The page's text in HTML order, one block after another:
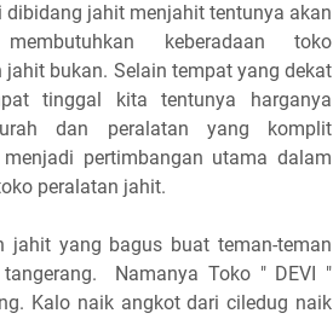
dibidang jahit menjahit tentunya akan
keberadaan toko
jahit bukan. Selain tempat yang dekat
tinggal kita tentunya harganya
dan peralatan yang komplit
pertimbangan utama dalam
peralatan jahit.
jahit yang bagus buat teman-teman
Namanya Toko " DEVI "
Kalo naik angkot dari ciledug naik